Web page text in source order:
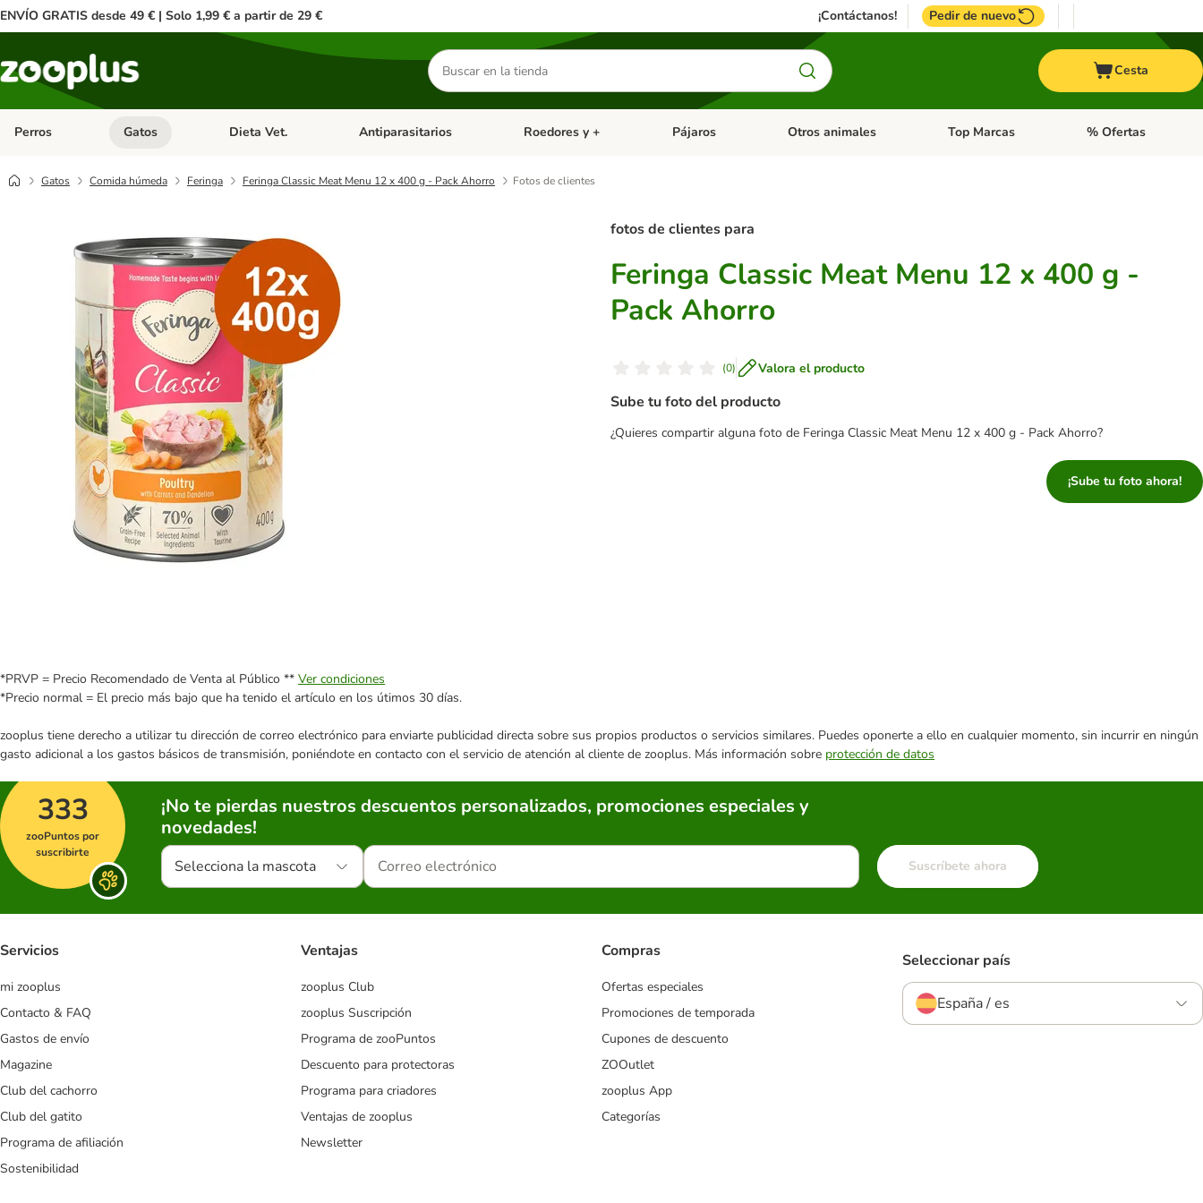
ENVÍO GRATIS desde 49 € | Solo 1,99 € a partir de 29 € ¡Contáctanos! Pedir de nuevo
Buscar
productos
Cesta
Perros Menú de categoria abierto: Perros
Gatos Menú de categoria abierto: Gatos
Dieta Vet. Menú de categoria abierto: Dieta Vet.
Antiparasitarios Menú de categoria abierto: Antiparasitarios
Roedores y + Menú de categoria abierto: Roedores y +
Pájaros Menú de categoria abierto: Pájaros
Otros animales Menú de categoria abierto: Otros animales
Top Marcas Menú de categoria
% Ofertas
Gatos Comida húmeda Feringa Feringa Classic Meat Menu 12 x 400 g - Pack Ahorro Fotos de clientes
fotos de clientes para
Feringa Classic Meat Menu 12 x 400 g -
Pack Ahorro
(0) Valora el producto
Sube tu foto del producto
¿Quieres compartir alguna foto de Feringa Classic Meat Menu 12 x 400 g - Pack Ahorro?
¡Sube tu foto ahora!
*PRVP = Precio Recomendado de Venta al Público ** Ver condiciones
*Precio normal = El precio más bajo que ha tenido el artículo en los útimos 30 días.
zooplus tiene derecho a utilizar tu dirección de correo electrónico para enviarte publicidad directa sobre sus propios productos o servicios similares. Puedes oponerte a ello en cualquier momento, sin incurrir en ningún
gasto adicional a los gastos básicos de transmisión, poniéndote en contacto con el servicio de atención al cliente de zooplus. Más información sobre protección de datos
333
zooPuntos por
suscribirte
¡No te pierdas nuestros descuentos personalizados, promociones especiales y
novedades!
Selecciona la mascota Suscríbete ahora
Servicios
mi zooplus
Contacto & FAQ
Gastos de envío
Magazine
Club del cachorro
Club del gatito
Programa de afiliación
Sostenibilidad
Ventajas
zooplus Club
zooplus Suscripción
Programa de zooPuntos
Descuento para protectoras
Programa para criadores
Ventajas de zooplus
Newsletter
Compras
Ofertas especiales
Promociones de temporada
Cupones de descuento
ZOOutlet
zooplus App
Categorías
Seleccionar país
España / es